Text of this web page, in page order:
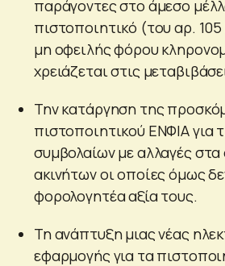
παράγοντες στο άμεσο
πιστοποιητικό (του αρ.
μη οφειλής φόρου
χρειάζεται στις
Την κατάργηση της
πιστοποιητικού ΕΝΦΙΑ για
συμβολαίων με αλλαγές στα
ακινήτων οι οποίες όμως
φορολογητέα αξία τους.
Τη ανάπτυξη μιας νέας
εφαρμογής για τα